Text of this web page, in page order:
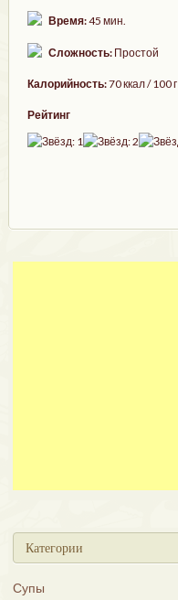
Время:45 мин.
Сложность:Простой
Калорийность:70 ккал / 100 г
Рейтинг
Категории
Супы